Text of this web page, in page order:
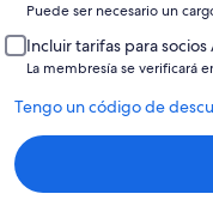
Puede ser necesario un
Incluir tarifas para socios
La membresía se verificará
Tengo un código de